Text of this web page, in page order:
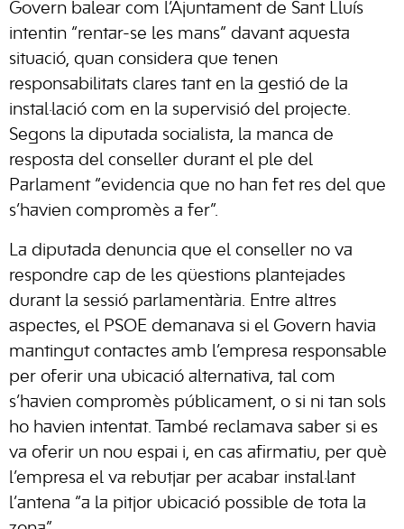
Govern balear com l’Ajuntament de Sant Lluís
intentin “rentar-se les mans” davant aquesta
situació, quan considera que tenen
responsabilitats clares tant en la gestió de la
instal·lació com en la supervisió del projecte.
Segons la diputada socialista, la manca de
resposta del conseller durant el ple del
Parlament “evidencia que no han fet res del que
s’havien compromès a fer”.
La diputada denuncia que el conseller no va
respondre cap de les qüestions plantejades
durant la sessió parlamentària. Entre altres
aspectes, el PSOE demanava si el Govern havia
mantingut contactes amb l’empresa responsable
per oferir una ubicació alternativa, tal com
s’havien compromès públicament, o si ni tan sols
ho havien intentat. També reclamava saber si es
va oferir un nou espai i, en cas afirmatiu, per què
l’empresa el va rebutjar per acabar instal·lant
l’antena “a la pitjor ubicació possible de tota la